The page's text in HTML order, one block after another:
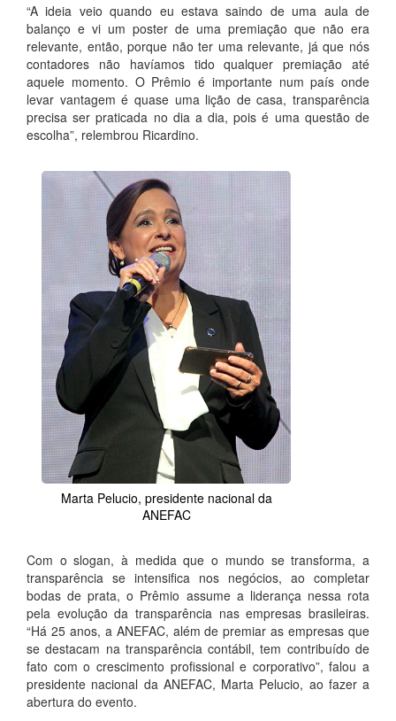
“A ideia veio quando eu estava saindo de uma aula de
balanço e vi um poster de uma premiação que não era
relevante, então, porque não ter uma relevante, já que nós
contadores não havíamos tido qualquer premiação até
aquele momento. O Prêmio é importante num país onde
levar vantagem é quase uma lição de casa, transparência
precisa ser praticada no dia a dia, pois é uma questão de
escolha”, relembrou Ricardino.
Marta Pelucio, presidente nacional da
ANEFAC
Com o slogan, à medida que o mundo se transforma, a
transparência se intensifica nos negócios, ao completar
bodas de prata, o Prêmio assume a liderança nessa rota
pela evolução da transparência nas empresas brasileiras.
“Há 25 anos, a ANEFAC, além de premiar as empresas que
se destacam na transparência contábil, tem contribuído de
fato com o crescimento profissional e corporativo”, falou a
presidente nacional da ANEFAC, Marta Pelucio, ao fazer a
abertura do evento.